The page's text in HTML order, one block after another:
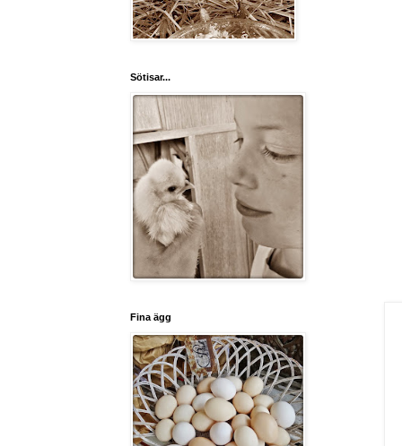
Sötisar...
Fina ägg